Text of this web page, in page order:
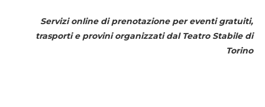
Servizi online di prenotazione per eventi gratuiti,
trasporti e provini organizzati dal Teatro Stabile di
Torino